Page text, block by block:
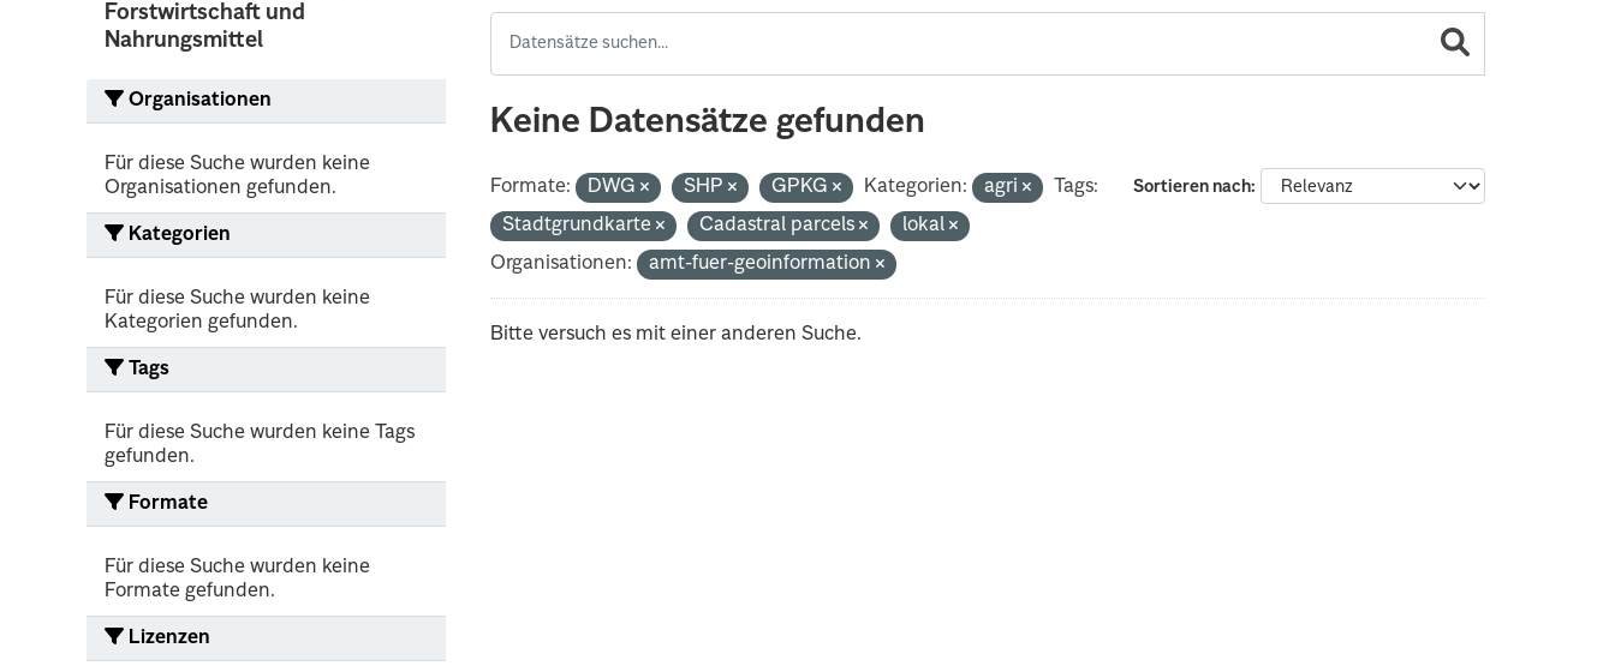
Forstwirtschaft und
Nahrungsmittel
Organisationen
Für diese Suche wurden keine
Organisationen gefunden.
Kategorien
Für diese Suche wurden keine
Kategorien gefunden.
Tags
Für diese Suche wurden keine Tags
gefunden.
Formate
Für diese Suche wurden keine
Formate gefunden.
Lizenzen
Keine Datensätze gefunden
Sortieren nach
Formate: DWG SHP GPKG Kategorien: agri
Tags:
Stadtgrundkarte
Cadastral parcels
lokal
Organisationen:
amt-fuer-geoinformation
Bitte versuch es mit einer anderen Suche.